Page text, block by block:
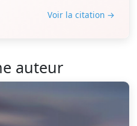
Voir la citation →
auteur